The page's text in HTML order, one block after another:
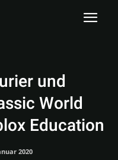
und
World
Education
2020